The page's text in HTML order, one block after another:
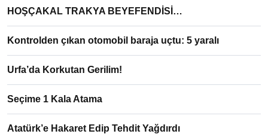
HOŞÇAKAL TRAKYA BEYEFENDİSİ…
Kontrolden çıkan otomobil baraja uçtu: 5 yaralı
Urfa’da Korkutan Gerilim!
Seçime 1 Kala Atama
Atatürk’e Hakaret Edip Tehdit Yağdırdı